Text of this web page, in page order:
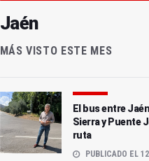
Jaén
MÁS VISTO ESTE MES
El bus entre
Sierra y Puente
ruta
PUBLICADO EL